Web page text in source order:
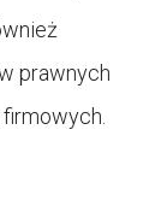
prawnych